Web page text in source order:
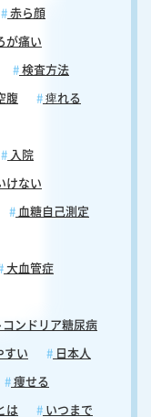
赤ら顔
が痛い
検査方法
腹 痺れる
入院
けない
血糖自己測定
大血管症
コンドリア糖尿病
すい 日本人
痩せる
は いつまで